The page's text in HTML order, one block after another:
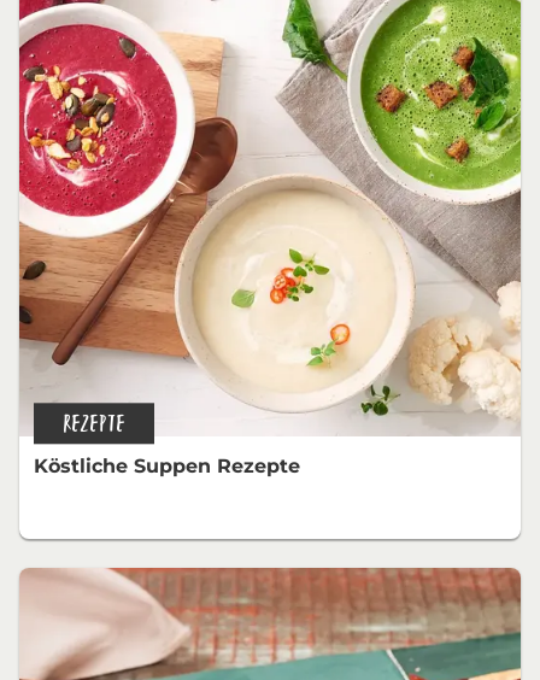
REZEPTE
Köstliche Suppen Rezepte